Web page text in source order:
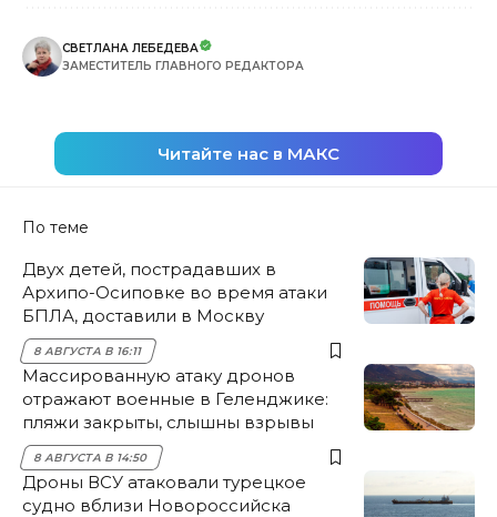
СВЕТЛАНА ЛЕБЕДЕВА
ЗАМЕСТИТЕЛЬ ГЛАВНОГО РЕДАКТОРА
Читайте нас в МАКС
По теме
Двух детей, пострадавших в
Архипо-Осиповке во время атаки
БПЛА, доставили в Москву
8 АВГУСТА В 16:11
Массированную атаку дронов
отражают военные в Геленджике:
пляжи закрыты, слышны взрывы
8 АВГУСТА В 14:50
Дроны ВСУ атаковали турецкое
судно вблизи Новороссийска